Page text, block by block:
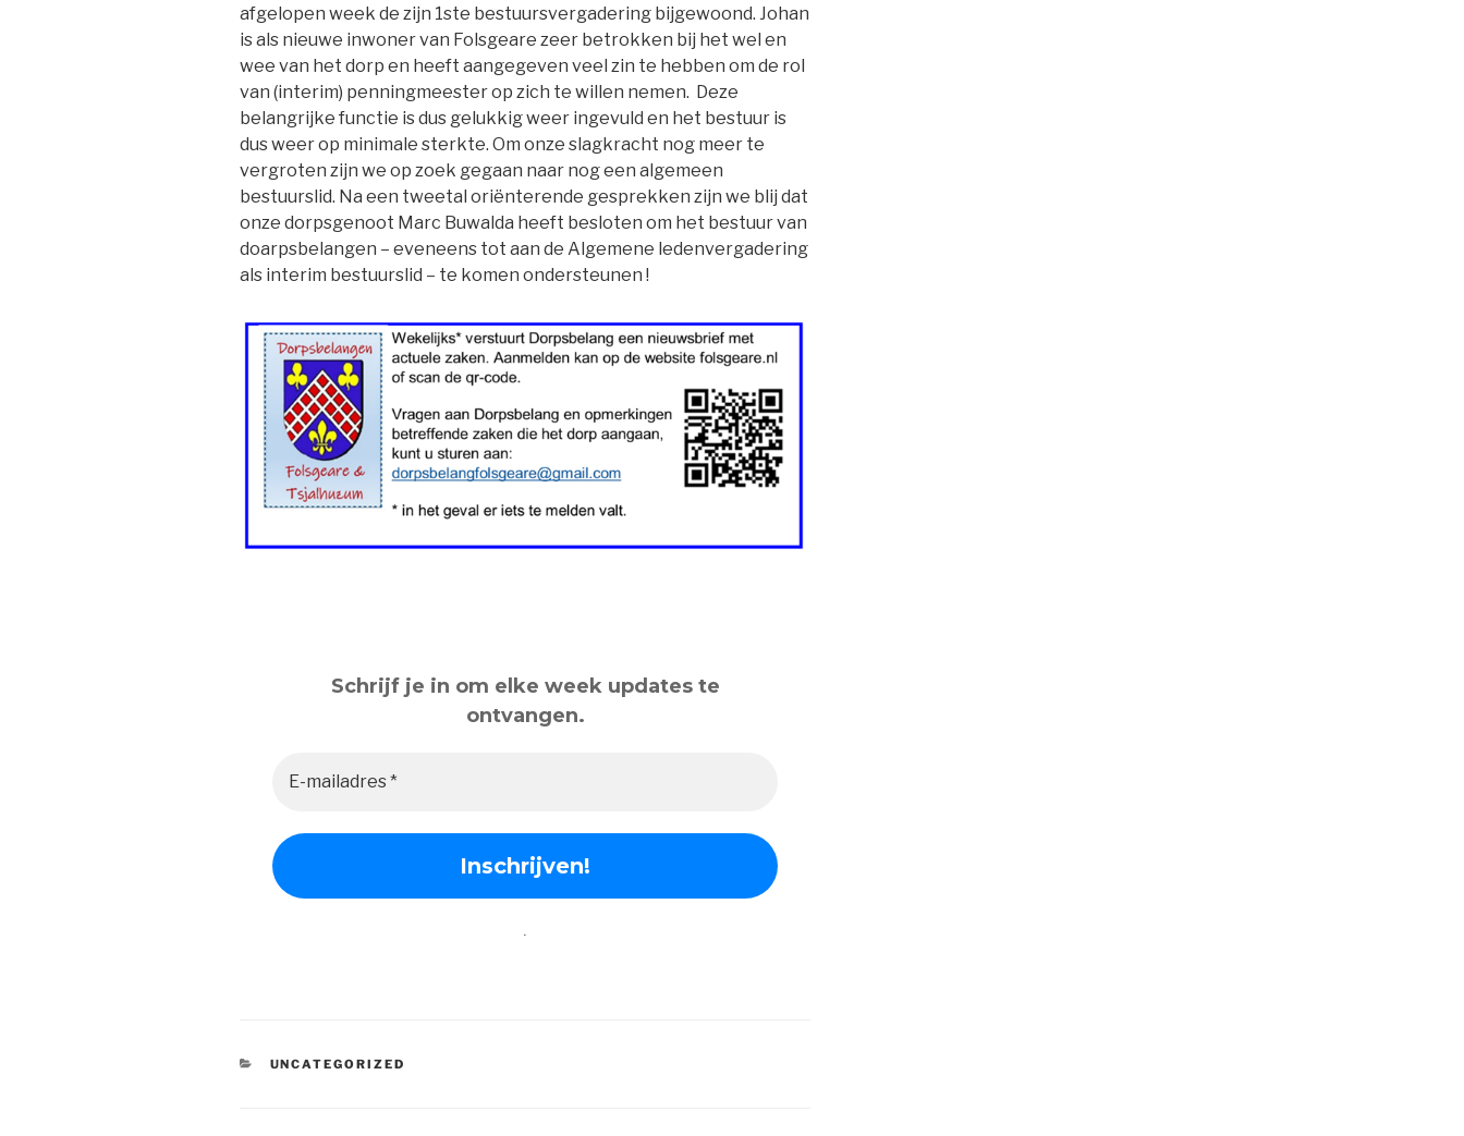
afgelopen week de zijn 1ste bestuursvergadering bijgewoond. Johan
is als nieuwe inwoner van Folsgeare zeer betrokken bij het wel en
wee van het dorp en heeft aangegeven veel zin te hebben om de rol
van (interim) penningmeester op zich te willen nemen. Deze
belangrijke functie is dus gelukkig weer ingevuld en het bestuur is
dus weer op minimale sterkte. Om onze slagkracht nog meer te
vergroten zijn we op zoek gegaan naar nog een algemeen
bestuurslid. Na een tweetal oriënterende gesprekken zijn we blij dat
onze dorpsgenoot Marc Buwalda heeft besloten om het bestuur van
doarpsbelangen – eveneens tot aan de Algemene ledenvergadering
als interim bestuurslid – te komen ondersteunen !
Schrijf je in om elke week updates te
ontvangen.
.
CATEGORIEËN
UNCATEGORIZED